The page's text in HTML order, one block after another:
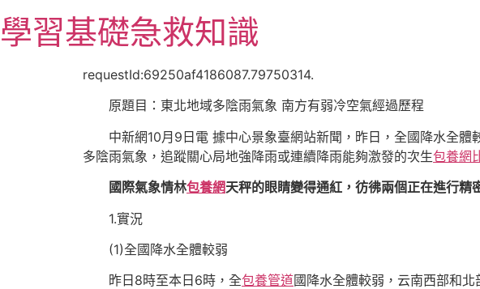
至
主
學習基礎急救知識
requestId:69250af4186087.79750314.
原題目：東北地域多陰雨氣象 南方有弱冷空氣經過歷程
中新網10月9日電 據中心景象臺網站新聞，昨日，全國降水全體
多陰雨氣象，追蹤關心局地強降雨或連續降雨能夠激發的次生包養網
國際氣象情林包養網天秤的眼睛變得通紅，彷彿兩個正在進行精
1.實況
(1)全國降水全體較弱
昨日8時至本日6時，全包養管道國降水全體較弱，云南西部和